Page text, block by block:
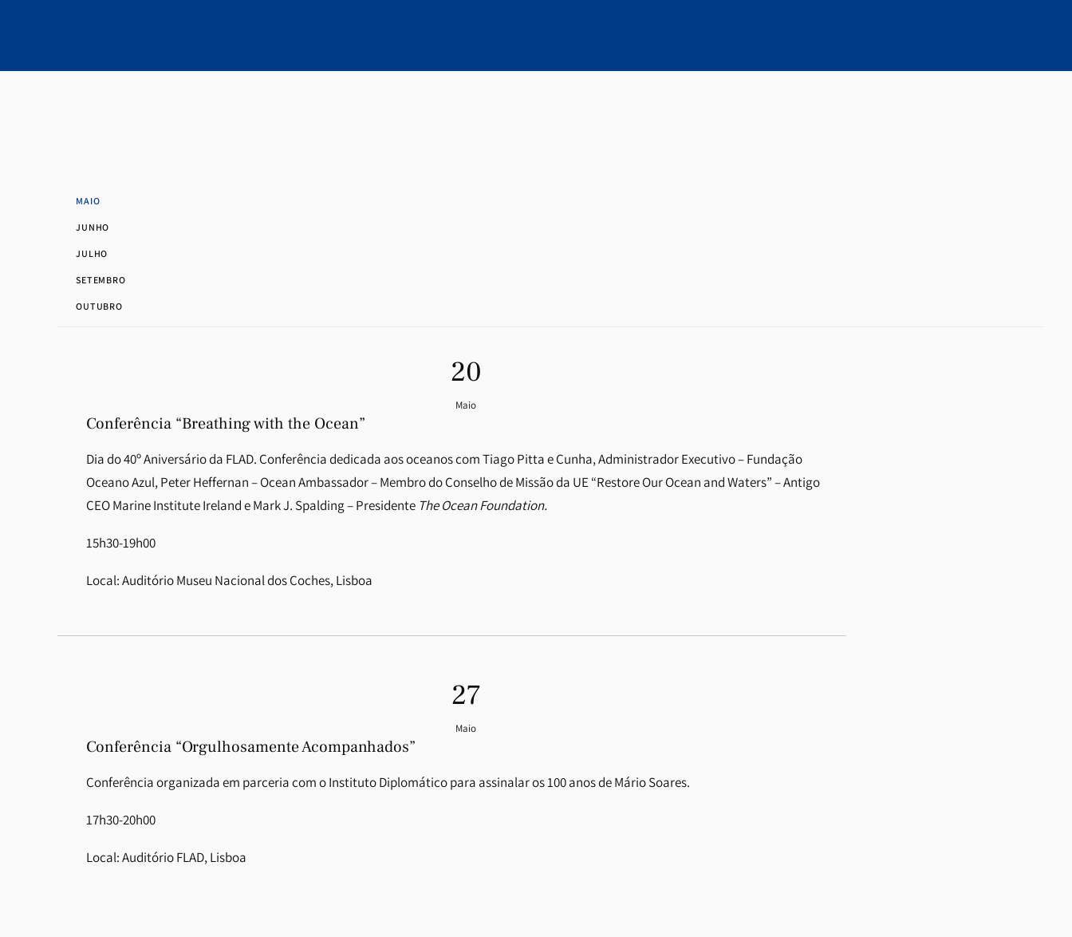
MAIO
JUNHO
JULHO
SETEMBRO
OUTUBRO
20
Maio
Conferência “Breathing with the Ocean”
Dia do 40º Aniversário da FLAD. Conferência dedicada aos oceanos com Tiago Pitta e Cunha, Administrador Executivo – Fundação
Oceano Azul, Peter Heffernan – Ocean Ambassador – Membro do Conselho de Missão da UE “Restore Our Ocean and Waters” – Antigo
CEO Marine Institute Ireland e Mark J. Spalding – Presidente The Ocean Foundation.
15h30-19h00
Local: Auditório Museu Nacional dos Coches, Lisboa
27
Maio
Conferência “Orgulhosamente Acompanhados”
Conferência organizada em parceria com o Instituto Diplomático para assinalar os 100 anos de Mário Soares.
17h30-20h00
Local: Auditório FLAD, Lisboa